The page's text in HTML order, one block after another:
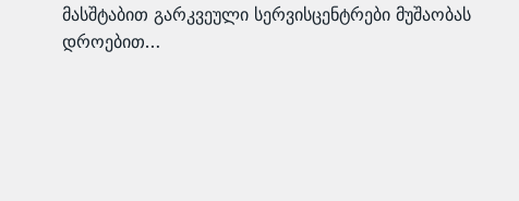
მასშტაბით გარკვეული სერვისცენტრები მუშაობას
დროებით…